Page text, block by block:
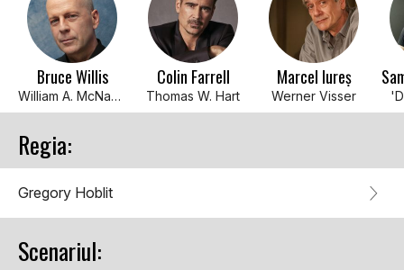
Bruce Willis
William A. McNamara
Colin Farrell
Thomas W. Hart
Marcel Iureș
Werner Visser
Regia:
Gregory Hoblit
Scenariul: